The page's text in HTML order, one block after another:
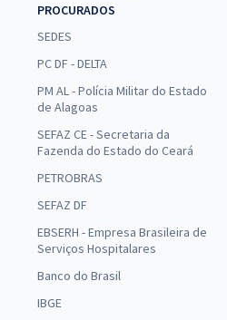
PROCURADOS
SEDES
PC DF - DELTA
PM AL - Polícia Militar do Estado
de Alagoas
SEFAZ CE - Secretaria da
Fazenda do Estado do Ceará
PETROBRAS
SEFAZ DF
EBSERH - Empresa Brasileira de
Serviços Hospitalares
Banco do Brasil
IBGE